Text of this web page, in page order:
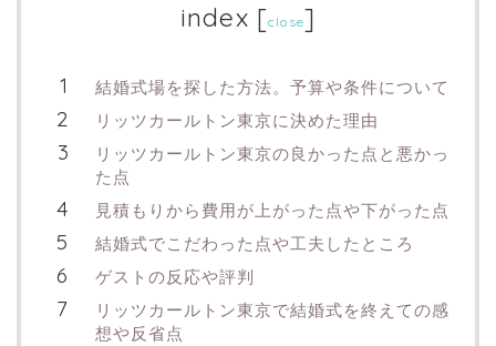
index [close]
結婚式場を探した方法。予算や条件について
リッツカールトン東京に決めた理由
リッツカールトン東京の良かった点と悪かっ
た点
見積もりから費用が上がった点や下がった点
結婚式でこだわった点や工夫したところ
ゲストの反応や評判
リッツカールトン東京で結婚式を終えての感
想や反省点